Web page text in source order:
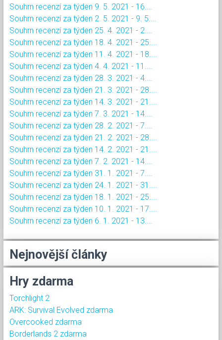
Souhrn recenzí za týden 9. 5. 2021 - 16....
Souhrn recenzí za týden 2. 5. 2021 - 9. 5....
Souhrn recenzí za týden 25. 4. 2021 - 2....
Souhrn recenzí za týden 18. 4. 2021 - 25....
Souhrn recenzí za týden 11. 4. 2021 - 18....
Souhrn recenzí za týden 4. 4. 2021 - 11....
Souhrn recenzí za týden 28. 3. 2021 - 4....
Souhrn recenzí za týden 21. 3. 2021 - 28....
Souhrn recenzí za týden 14. 3. 2021 - 21....
Souhrn recenzí za týden 7. 3. 2021 - 14....
Souhrn recenzí za týden 28. 2. 2021 - 7....
Souhrn recenzí za týden 21. 2. 2021 - 28....
Souhrn recenzí za týden 14. 2. 2021 - 21....
Souhrn recenzí za týden 7. 2. 2021 - 14....
Souhrn recenzí za týden 31. 1. 2021 - 7....
Souhrn recenzí za týden 24. 1. 2021 - 31....
Souhrn recenzí za týden 18. 1. 2021 - 25....
Souhrn recenzí za týden 10. 1. 2021 - 17....
Souhrn recenzí za týden 6. 1. 2021 - 13....
Nejnovější články
Hry zdarma
Torchlight 2
ARK: Survival Evolved zdarma
Overcooked zdarma
Borderlands 2 zdarma